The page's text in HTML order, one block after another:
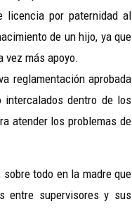
licencia por paternidad al
de un hijo, ya que
vez más apoyo.
reglamentación aprobada
dentro de los
atender los problemas de
todo en la madre que
entre supervisores y sus